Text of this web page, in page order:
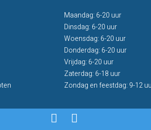
Maandag: 6-20 uur
Dinsdag: 6-20 uur
Woensdag: 6-20 uur
Donderdag: 6-20 uur
Vrijdag: 6-20 uur
Zaterdag: 6-18 uur
Zondag en feestdag: 9-12